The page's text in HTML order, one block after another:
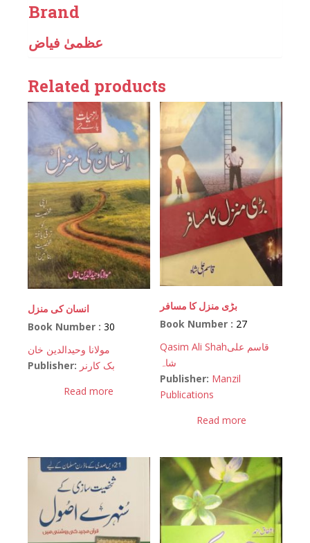
Brand
عظمیٰ فیاض
Related products
انسان کی منزل
Book Number : 30
مولانا وحیدالدین خان
Publisher: بک کارنر
Read more
بڑی منزل کا مسافر
Book Number : 27
Qasim Ali Shahقاسم علی
شاہ
Publisher: Manzil
Publications
Read more